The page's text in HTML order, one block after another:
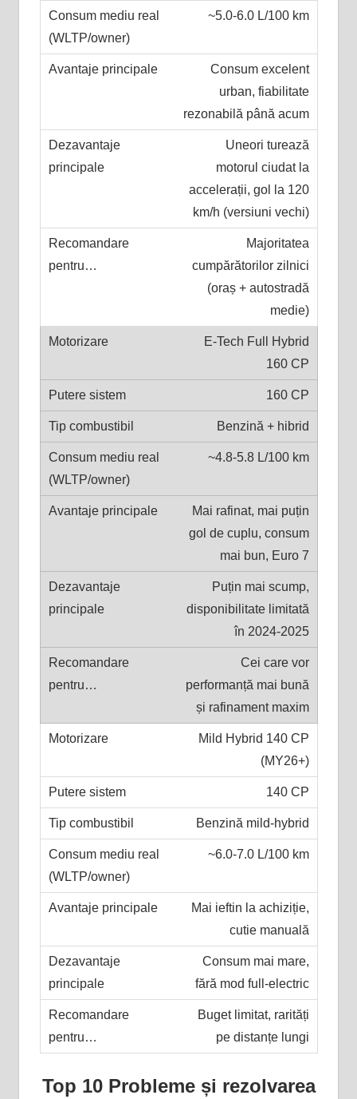
~5.0-6.0 L/100 km
Consum excelent
urban, fiabilitate
rezonabilă până acum
Uneori turează
motorul ciudat la
accelerații, gol la 120
km/h (versiuni vechi)
Majoritatea
cumpărătorilor zilnici
(oraș + autostradă
medie)
E-Tech Full Hybrid
160 CP
160 CP
Benzină + hibrid
~4.8-5.8 L/100 km
Mai rafinat, mai puțin
gol de cuplu, consum
mai bun, Euro 7
Puțin mai scump,
disponibilitate limitată
în 2024-2025
Cei care vor
performanță mai bună
și rafinament maxim
Mild Hybrid 140 CP
(MY26+)
140 CP
Benzină mild-hybrid
~6.0-7.0 L/100 km
Mai ieftin la achiziție,
cutie manuală
Consum mai mare,
fără mod full-electric
Buget limitat, rarități
pe distanțe lungi
Top 10 Probleme și rezolvarea